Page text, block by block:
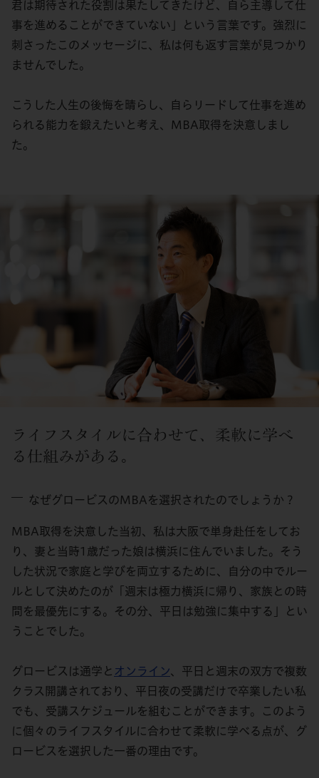
君は期待された役割は果たしてきたけど、自ら主導して仕
事を進めることができていない」という言葉です。強烈に
刺さったこのメッセージに、私は何も返す言葉が見つかり
ませんでした。
こうした人生の後悔を晴らし、自らリードして仕事を進め
られる能力を鍛えたいと考え、MBA取得を決意しまし
た。
ライフスタイルに合わせて、柔軟に学べ
る仕組みがある。
なぜグロービスのMBAを選択されたのでしょうか？
MBA取得を決意した当初、私は大阪で単身赴任をしてお
り、妻と当時1歳だった娘は横浜に住んでいました。そう
した状況で家庭と学びを両立するために、自分の中でルー
ルとして決めたのが「週末は極力横浜に帰り、家族との時
間を最優先にする。その分、平日は勉強に集中する」とい
うことでした。
グロービスは通学と オンライン、平日と週末の双方で複数
クラス開講されており、平日夜の受講だけで卒業したい私
でも、受講スケジュールを組むことができます。このよう
に個々のライフスタイルに合わせて柔軟に学べる点が、グ
ロービスを選択した一番の理由です。